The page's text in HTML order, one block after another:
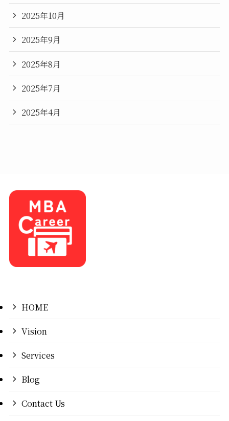
2025年10月
2025年9月
2025年8月
2025年7月
2025年4月
HOME
Vision
Services
Blog
Contact Us